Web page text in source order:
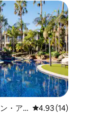
均評価
・ア
レビュー14件、5つ
4.93 (14)